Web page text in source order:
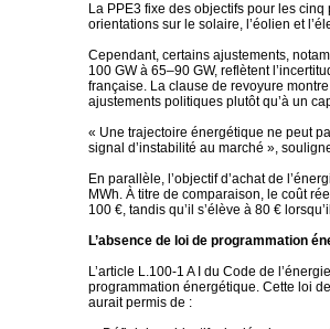
La PPE3 fixe des objectifs pour les
orientations sur le solaire, l’éolien et
Cependant, certains ajustements,
100 GW à 65–90 GW, reflètent
française. La clause de revoyure
ajustements politiques plutôt qu’à un
« Une trajectoire énergétique ne peut
signal d’instabilité au marché »,
En parallèle, l’objectif d’achat de
MWh. À titre de comparaison, le coût
100 €, tandis qu’il s’élève à 80 €
L’absence de loi de programmation
L’article L.100-1 A I du Code de
programmation énergétique. Cette loi
aurait permis de :